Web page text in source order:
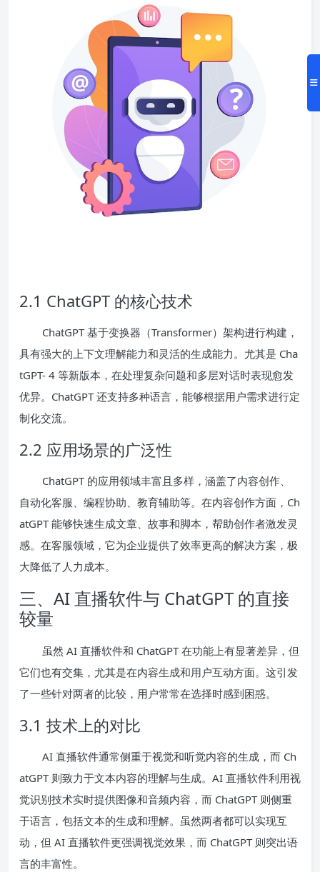
2.1 ChatGPT 的核心技术
ChatGPT 基于变换器（Transformer）架构进行构建，
具有强大的上下文理解能力和灵活的生成能力。尤其是 Cha
tGPT- 4 等新版本，在处理复杂问题和多层对话时表现愈发
优异。ChatGPT 还支持多种语言，能够根据用户需求进行定
制化交流。
2.2 应用场景的广泛性
ChatGPT 的应用领域丰富且多样，涵盖了内容创作、
自动化客服、编程协助、教育辅助等。在内容创作方面，Ch
atGPT 能够快速生成文章、故事和脚本，帮助创作者激发灵
感。在客服领域，它为企业提供了效率更高的解决方案，极
大降低了人力成本。
三、AI 直播软件与 ChatGPT 的直接
较量
虽然 AI 直播软件和 ChatGPT 在功能上有显著差异，但
它们也有交集，尤其是在内容生成和用户互动方面。这引发
了一些针对两者的比较，用户常常在选择时感到困惑。
3.1 技术上的对比
AI 直播软件通常侧重于视觉和听觉内容的生成，而 Ch
atGPT 则致力于文本内容的理解与生成。AI 直播软件利用视
觉识别技术实时提供图像和音频内容，而 ChatGPT 则侧重
于语言，包括文本的生成和理解。虽然两者都可以实现互
动，但 AI 直播软件更强调视觉效果，而 ChatGPT 则突出语
言的丰富性。